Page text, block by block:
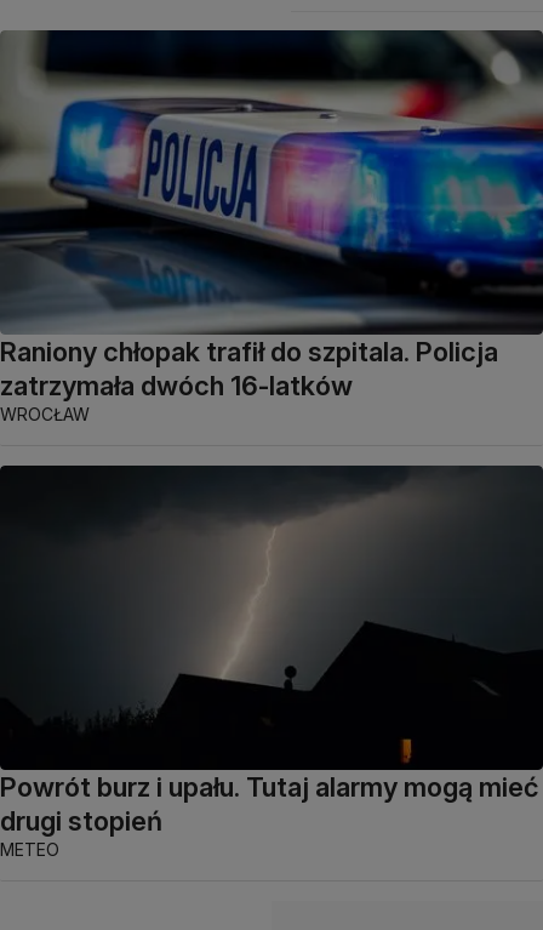
Raniony chłopak trafił do szpitala. Policja
zatrzymała dwóch 16-latków
WROCŁAW
Powrót burz i upału. Tutaj alarmy mogą mieć
drugi stopień
METEO